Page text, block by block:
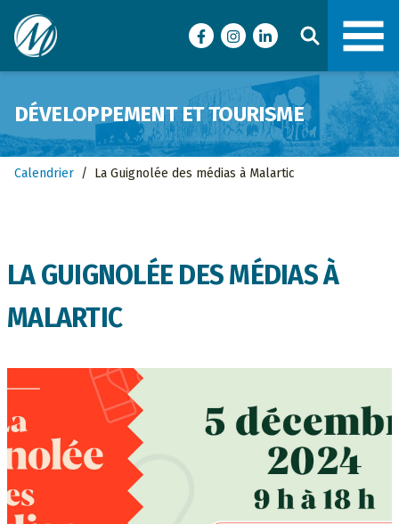
Ville de Malartic
FacebookInstagramLinkedIn
DÉVELOPPEMENT ET TOURISME
Calendrier / La Guignolée des médias à Malartic
LA GUIGNOLÉE DES MÉDIAS À
MALARTIC